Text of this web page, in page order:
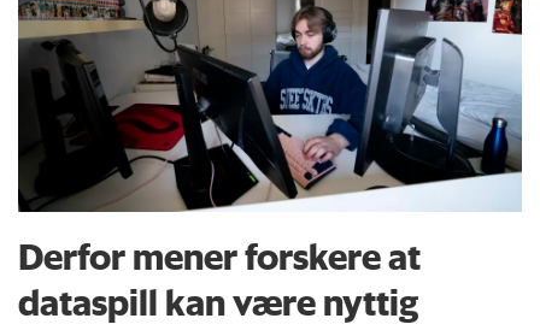
Derfor mener forskere at
dataspill kan være nyttig